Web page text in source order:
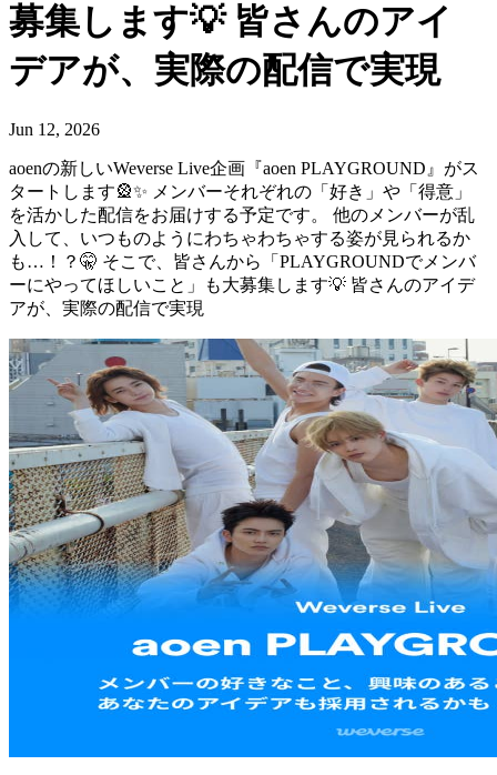
募集します💡 皆さんのアイ
デアが、実際の配信で実現
Jun 12, 2026
aoenの新しいWeverse Live企画『aoen PLAYGROUND』がス
タートします🎡✨ メンバーそれぞれの「好き」や「得意」
を活かした配信をお届けする予定です。 他のメンバーが乱
入して、いつものようにわちゃわちゃする姿が見られるか
も…！？🤫 そこで、皆さんから「PLAYGROUNDでメンバ
ーにやってほしいこと」も大募集します💡 皆さんのアイデ
アが、実際の配信で実現